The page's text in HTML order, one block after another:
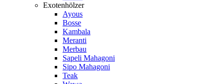
Exotenhölzer
Ayous
Bosse
Kambala
Meranti
Merbau
Sapeli Mahagoni
Sipo Mahagoni
Teak